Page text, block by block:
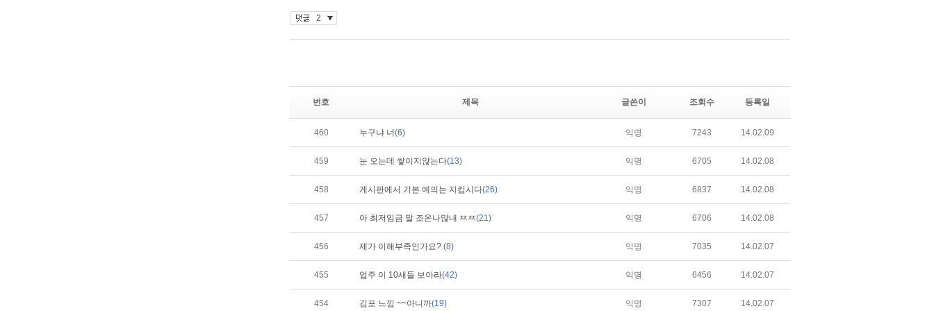
번호 제목 글쓴이 조회수 등록일
460 누구냐 너(6) 익명 7243 14.02.09
459 눈 오는데 쌓이지않는다(13) 익명 6705 14.02.08
458 게시판에서 기본 예의는 지킵시다(26) 익명 6837 14.02.08
457 아 최저임금 말 조온나많내 ㅉㅉ(21) 익명 6706 14.02.08
456 제가 이해부족인가요? (8) 익명 7035 14.02.07
455 업주 이 10새들 보아라(42) 익명 6456 14.02.07
454 김포 느낌 ~~아니까(19) 익명 7307 14.02.07